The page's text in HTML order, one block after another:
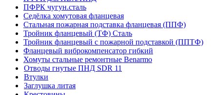
ПФРК чугун.сталь
Седёлка хомутовая фланцевая
Стальная пожарная подставка фланцевая (ППФ)
Тройник фланцевый (ТФ) Сталь
Тройник фланцевый с пожарной подставкой (ППТФ)
Фланцевый виброкомпенсатор гибкий
Хомуты стальные ремонтные Benarmo
Отводы гнутые ПНД SDR 11
Втулки
Заглушка литая